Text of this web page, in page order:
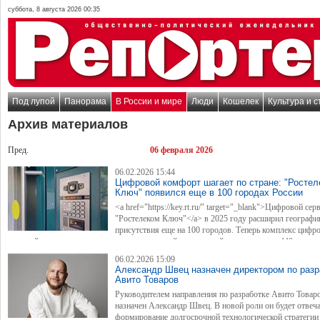
суббота, 8 августа 2026 00:35
Под лупой Панорама В России и мире Люди Кошелек Культура и
Архив материалов
Пред. 06 февраля 2026
06.02.2026 15:44
Цифровой комфорт шагает по стране:
Ключ" появился еще в 100 городах России
<a href="https://key.rt.ru/" target="_blank">Цифровой
"Ростелеком Ключ"</a> в 2025 году расширил
присутствия еще на 100 городов. Теперь комплекс
решений для контроля за домом и придомовой территорией, представлен в 440
пунктах России.
06.02.2026 15:09
Александр Швец назначен директором по
Авито Товаров
Руководителем направления по разработке Авито
назначен Александр Швец. В новой роли он будет
формирование долгосрочной технологической стратегии